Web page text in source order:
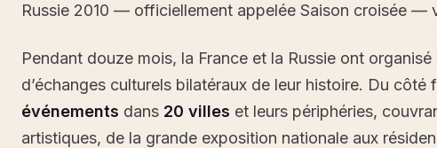
Russie 2010 — officiellement appelée Saison croisée —
Pendant douze mois, la France et la Russie ont
d’échanges culturels bilatéraux de leur histoire. Du côté
événements dans 20 villes et leurs périphéries,
artistiques, de la grande exposition nationale aux